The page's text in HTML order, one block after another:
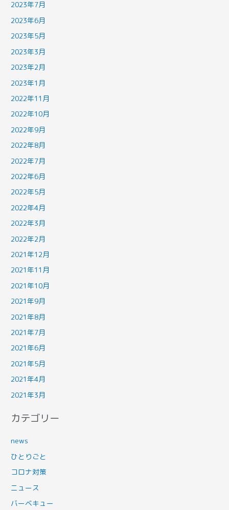
2023年7月
2023年6月
2023年5月
2023年3月
2023年2月
2023年1月
2022年11月
2022年10月
2022年9月
2022年8月
2022年7月
2022年6月
2022年5月
2022年4月
2022年3月
2022年2月
2021年12月
2021年11月
2021年10月
2021年9月
2021年8月
2021年7月
2021年6月
2021年5月
2021年4月
2021年3月
カテゴリー
news
ひとりごと
コロナ対策
ニュース
バーベキュー